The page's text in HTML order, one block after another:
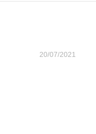
20/07/2021